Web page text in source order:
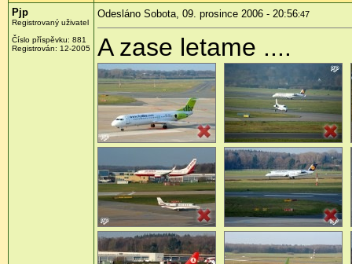
Pjp
Registrovaný uživatel
Číslo příspěvku: 881
Registrován: 12-2005
Odesláno Sobota, 09. prosince 2006 - 20:56:47
A zase letame ....